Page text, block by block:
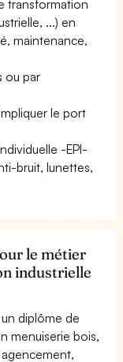
transformation
...) en
maintenance,
ou par
le port
-EPI-
bruit, lunettes,
le métier
industrielle
diplôme de
menuiserie bois,